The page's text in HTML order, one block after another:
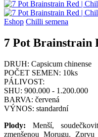
Eshop Chilli semena
7 Pot Brainstrain
DRUH: Capsicum chinense
POČET SEMEN: 10ks
PÁLIVOST:
SHU: 900.000 - 1.200.000
BARVA: červená
VÝNOS: standardní
Plody: Menší,
zmenšenou Morugu.